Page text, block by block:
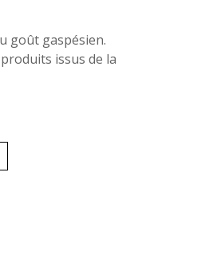
goût gaspésien.
issus de la